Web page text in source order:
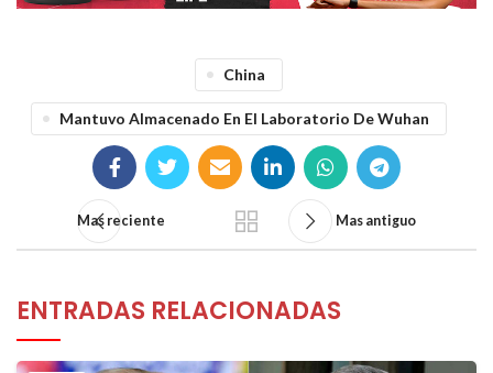
China
Mantuvo Almacenado En El Laboratorio De Wuhan
Mas reciente Mas antiguo
ENTRADAS RELACIONADAS